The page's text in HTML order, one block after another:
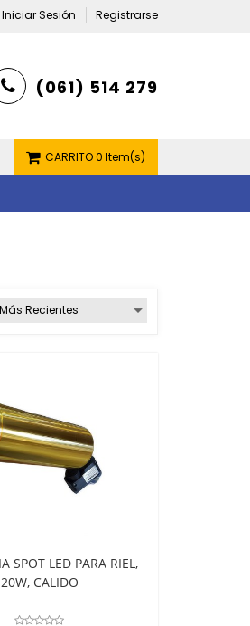
Iniciar Sesión Registrarse
(061) 514 279
CARRITO0 Item(s)
SPOT LED PARA RIEL,
20W, CALIDO